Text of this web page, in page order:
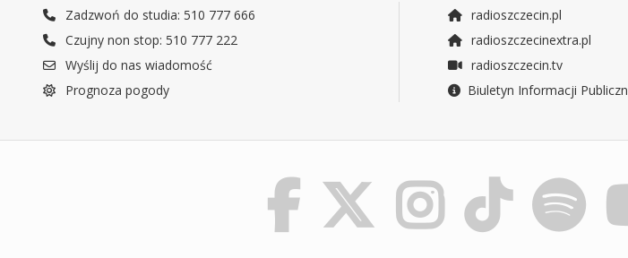
Zadzwoń do studia: 510 777 666
Czujny non stop: 510 777 222
Wyślij do nas wiadomość
Prognoza pogody
radioszczecin.pl
radioszczecinextra.pl
radioszczecin.tv
Biuletyn Informacji